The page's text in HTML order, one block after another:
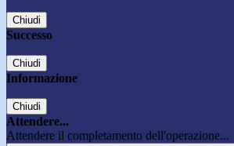
Chiudi
Successo
Chiudi
Informazione
Chiudi
Attendere...
Attendere il completamento dell'operazione...